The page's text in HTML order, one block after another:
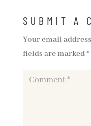
SUBMIT A
Your email
fields are marked*